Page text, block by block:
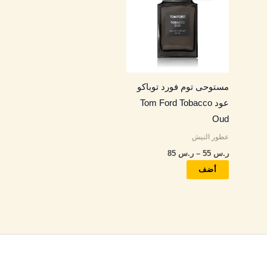
مستوحى توم فورد توباكو
عود Tom Ford Tobacco
Oud
عطور النيش
ر.س – ر.س
خلال
أضف
من
الأشكال
المختلفة
لهذا
المنتج.
يمكن
اختيار
صفحة